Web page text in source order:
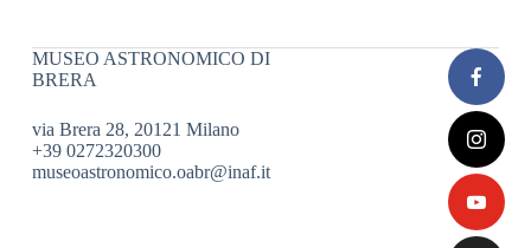
MUSEO ASTRONOMICO DI
BRERA
via Brera 28, 20121 Milano
+39 0272320300
museoastronomico.oabr@inaf.it